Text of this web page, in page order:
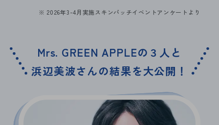
※ 2026年3-4月実施スキンパッチイベントアンケートより
Mrs. GREEN APPLEの３人と
浜辺美波さんの結果を大公開！